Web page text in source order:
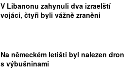
V Libanonu zahynuli dva izraelští
vojáci, čtyři byli vážně zraněni
Na německém letišti byl nalezen dron
s výbušninami